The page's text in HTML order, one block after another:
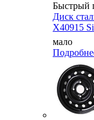
Быстрый
Диск
X40915
мало